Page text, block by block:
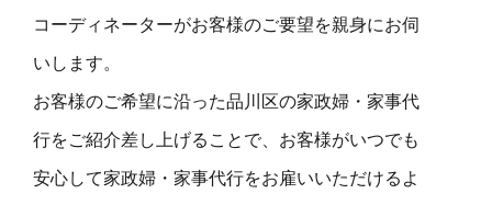
コーディネーターがお客様のご要望を親身にお伺
いします。
お客様のご希望に沿った品川区の家政婦・家事代
行をご紹介差し上げることで、お客様がいつでも
安心して家政婦・家事代行をお雇いいただけるよ